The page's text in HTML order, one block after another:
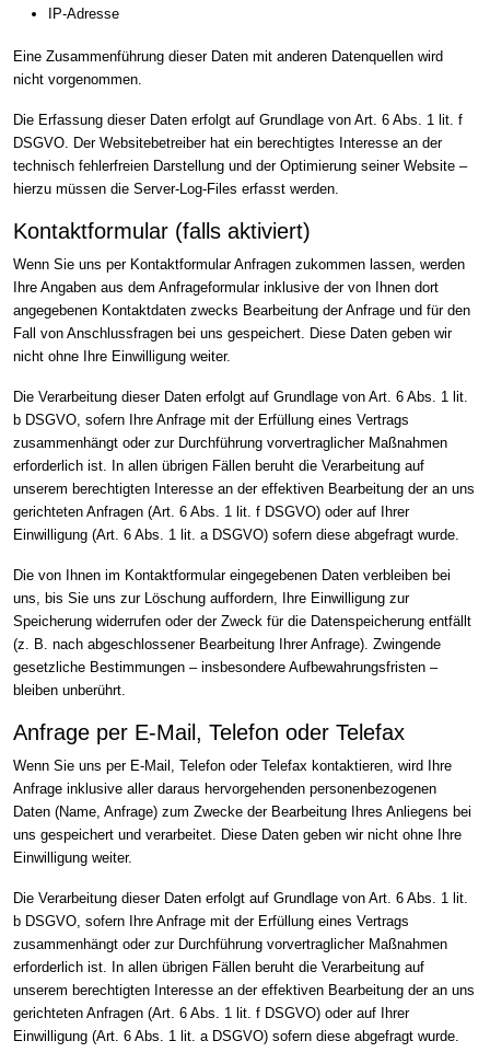
IP-Adresse
Eine Zusammenführung dieser Daten mit anderen Datenquellen wird
nicht vorgenommen.
Die Erfassung dieser Daten erfolgt auf Grundlage von Art. 6 Abs. 1 lit. f
DSGVO. Der Websitebetreiber hat ein berechtigtes Interesse an der
technisch fehlerfreien Darstellung und der Optimierung seiner Website –
hierzu müssen die Server-Log-Files erfasst werden.
Kontaktformular (falls aktiviert)
Wenn Sie uns per Kontaktformular Anfragen zukommen lassen, werden
Ihre Angaben aus dem Anfrageformular inklusive der von Ihnen dort
angegebenen Kontaktdaten zwecks Bearbeitung der Anfrage und für den
Fall von Anschlussfragen bei uns gespeichert. Diese Daten geben wir
nicht ohne Ihre Einwilligung weiter.
Die Verarbeitung dieser Daten erfolgt auf Grundlage von Art. 6 Abs. 1 lit.
b DSGVO, sofern Ihre Anfrage mit der Erfüllung eines Vertrags
zusammenhängt oder zur Durchführung vorvertraglicher Maßnahmen
erforderlich ist. In allen übrigen Fällen beruht die Verarbeitung auf
unserem berechtigten Interesse an der effektiven Bearbeitung der an uns
gerichteten Anfragen (Art. 6 Abs. 1 lit. f DSGVO) oder auf Ihrer
Einwilligung (Art. 6 Abs. 1 lit. a DSGVO) sofern diese abgefragt wurde.
Die von Ihnen im Kontaktformular eingegebenen Daten verbleiben bei
uns, bis Sie uns zur Löschung auffordern, Ihre Einwilligung zur
Speicherung widerrufen oder der Zweck für die Datenspeicherung entfällt
(z. B. nach abgeschlossener Bearbeitung Ihrer Anfrage). Zwingende
gesetzliche Bestimmungen – insbesondere Aufbewahrungsfristen –
bleiben unberührt.
Anfrage per E-Mail, Telefon oder Telefax
Wenn Sie uns per E-Mail, Telefon oder Telefax kontaktieren, wird Ihre
Anfrage inklusive aller daraus hervorgehenden personenbezogenen
Daten (Name, Anfrage) zum Zwecke der Bearbeitung Ihres Anliegens bei
uns gespeichert und verarbeitet. Diese Daten geben wir nicht ohne Ihre
Einwilligung weiter.
Die Verarbeitung dieser Daten erfolgt auf Grundlage von Art. 6 Abs. 1 lit.
b DSGVO, sofern Ihre Anfrage mit der Erfüllung eines Vertrags
zusammenhängt oder zur Durchführung vorvertraglicher Maßnahmen
erforderlich ist. In allen übrigen Fällen beruht die Verarbeitung auf
unserem berechtigten Interesse an der effektiven Bearbeitung der an uns
gerichteten Anfragen (Art. 6 Abs. 1 lit. f DSGVO) oder auf Ihrer
Einwilligung (Art. 6 Abs. 1 lit. a DSGVO) sofern diese abgefragt wurde.